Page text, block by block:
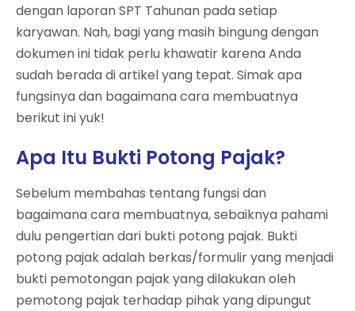
dengan laporan SPT Tahunan pada setiap
karyawan. Nah, bagi yang masih bingung dengan
dokumen ini tidak perlu khawatir karena Anda
sudah berada di artikel yang tepat. Simak apa
fungsinya dan bagaimana cara membuatnya
berikut ini yuk!
Apa Itu Bukti Potong Pajak?
Sebelum membahas tentang fungsi dan
bagaimana cara membuatnya, sebaiknya pahami
dulu pengertian dari bukti potong pajak. Bukti
potong pajak adalah berkas/formulir yang menjadi
bukti pemotongan pajak yang dilakukan oleh
pemotong pajak terhadap pihak yang dipungut